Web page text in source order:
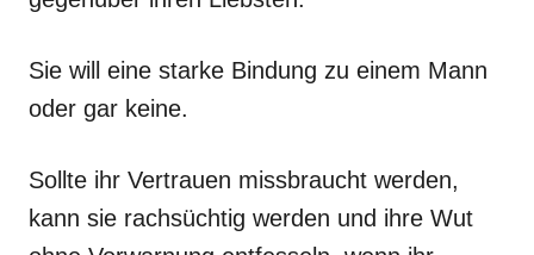
Sie will eine starke Bindung zu einem Mann
oder gar keine.
Sollte ihr Vertrauen missbraucht werden,
kann sie rachsüchtig werden und ihre Wut